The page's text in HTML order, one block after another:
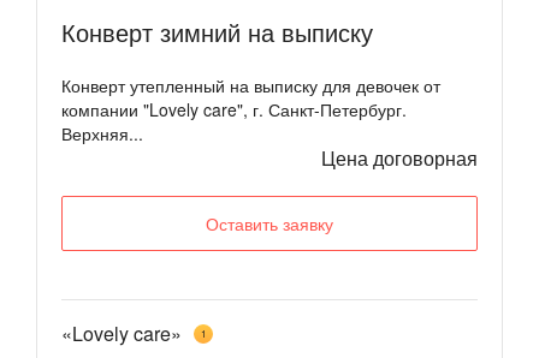
Конверт зимний на выписку
Конверт утепленный на выписку для девочек от
компании "Lovely care", г. Санкт-Петербург.
Верхняя...
Цена договорная
Оставить заявку
«Lovely care» 1